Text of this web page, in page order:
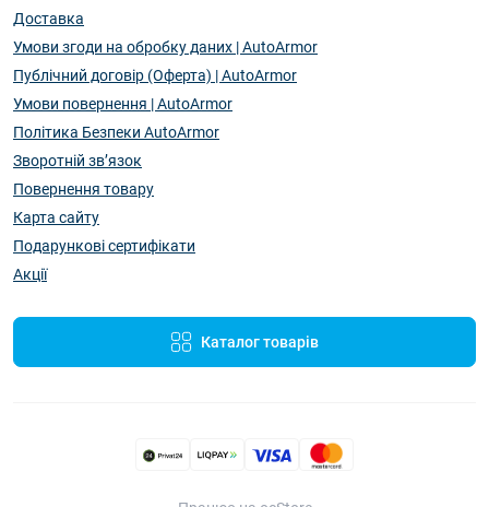
Доставка
Умови згоди на обробку даних | AutoArmor
Публічний договір (Оферта) | AutoArmor
Умови повернення | AutoArmor
Політика Безпеки AutoArmor
Зворотній зв’язок
Повернення товару
Карта сайту
Подарункові сертифікати
Акції
Каталог товарів